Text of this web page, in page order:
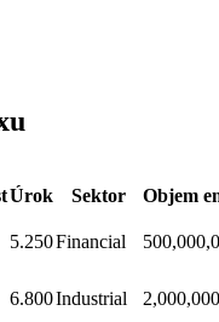
Úrok Sektor
Objem
5.250Financial
6.800Industrial